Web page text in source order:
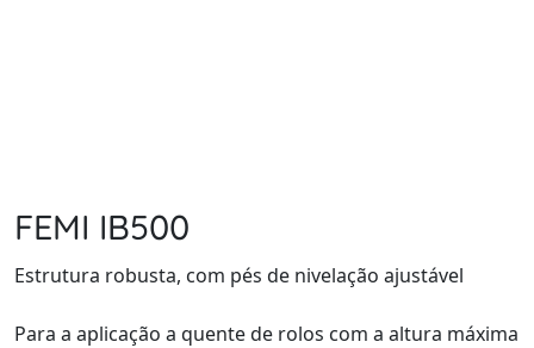
FEMI IB500
Estrutura robusta, com pés de nivelação ajustável
Para a aplicação a quente de rolos com a altura máxima